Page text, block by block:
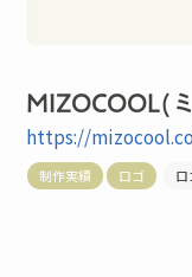
MIZOCOOL(
https://
制作実績 ロゴ ロ